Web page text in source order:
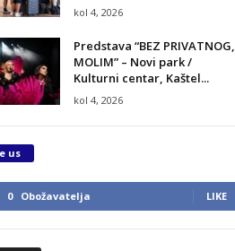
kol 4, 2026
Predstava “BEZ PRIVATNOG,
MOLIM” – Novi park /
Kulturni centar, Kaštel...
kol 4, 2026
us
0 Obožavatelja LIKE